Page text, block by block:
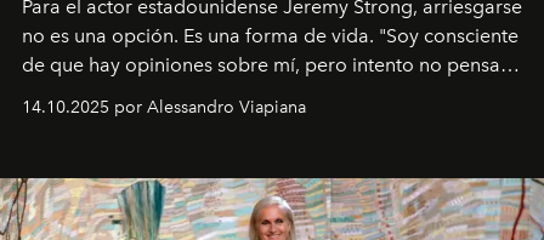
Para el actor estadounidense Jeremy Strong, arriesgarse
no es una opción. Es una forma de vida. "Soy consciente
de que hay opiniones sobre mí, pero intento no pensar
demasiado en cómo me perciben. Creo que es una
pérdida de tiempo", afirma.
14.10.2025 por Alessandro Viapiana